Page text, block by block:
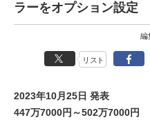
ラーをオプション設定
編
リスト
2023年10月25日 発表
447万7000円～502万7000円